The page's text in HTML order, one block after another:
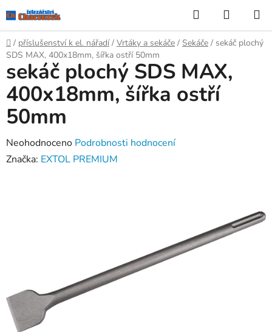
na
obsah
Hledat
KOŠÍK
Domů
/ příslušenství k el. nářadí / Vrtáky a sekáče / Sekáče / sekáč plochý
SDS MAX, 400x18mm, šířka ostří 50mm
sekáč plochý SDS MAX,
400x18mm, šířka ostří
50mm
Průměrné
hodnocení
Neohodnoceno Podrobnosti hodnocení
Značka: EXTOL PREMIUM